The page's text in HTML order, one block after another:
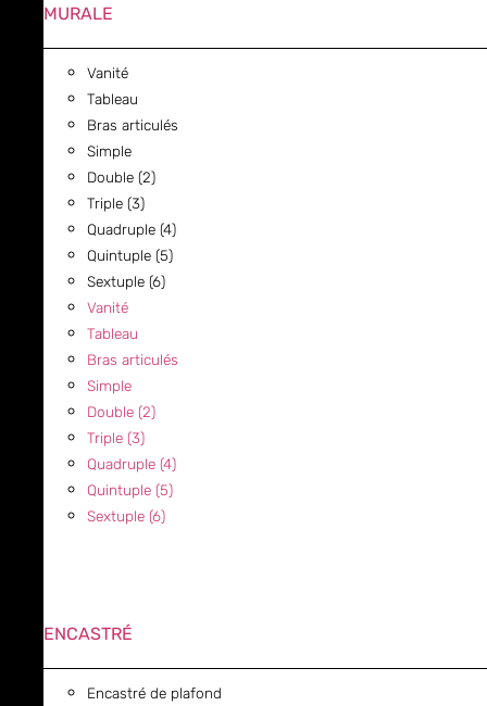
MURALE
Vanité
Tableau
Bras articulés
Simple
Double (2)
Triple (3)
Quadruple (4)
Quintuple (5)
Sextuple (6)
Vanité
Tableau
Bras articulés
Simple
Double (2)
Triple (3)
Quadruple (4)
Quintuple (5)
Sextuple (6)
ENCASTRÉ
Encastré de plafond